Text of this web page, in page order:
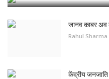
जानव काबर अव
Rahul Sharma
केंद्रीय जनजाति